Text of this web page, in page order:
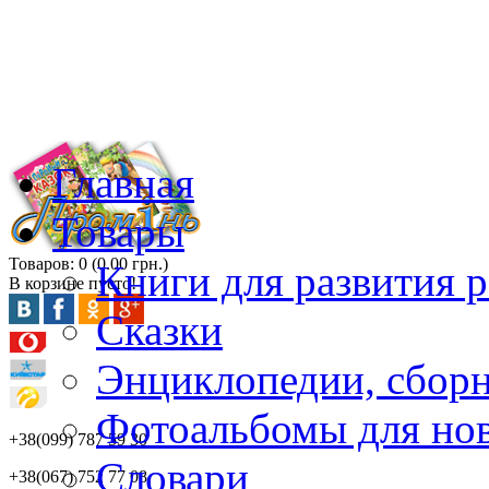
Товаров: 0 (0.00 грн.)
В корзине пусто!
+38(099) 787 59 30
+38(067) 752 77 08
Главная
Товары
Книги для развития
Сказки
Энциклопедии,
Фотоальбомы для
Словари